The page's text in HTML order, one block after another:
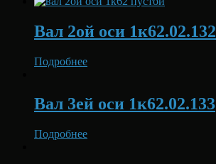
Вал 2ой оси 1к62.02.132
Подробнее
Вал 3ей оси 1к62.02.133
Подробнее